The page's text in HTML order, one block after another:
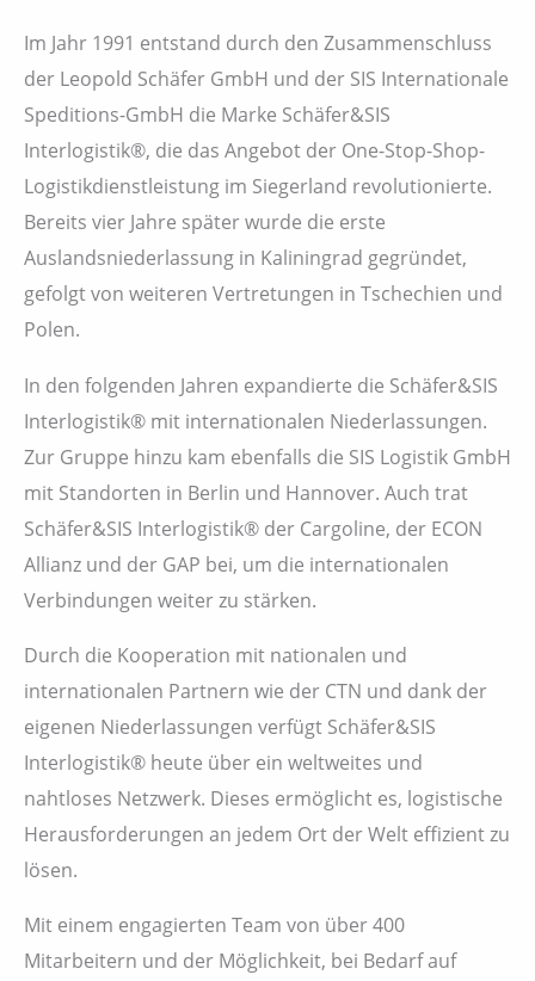
Im Jahr 1991 entstand durch den Zusammenschluss
der Leopold Schäfer GmbH und der SIS Internationale
Speditions-GmbH die Marke Schäfer&SIS
Interlogistik®, die das Angebot der One-Stop-Shop-
Logistikdienstleistung im Siegerland revolutionierte.
Bereits vier Jahre später wurde die erste
Auslandsniederlassung in Kaliningrad gegründet,
gefolgt von weiteren Vertretungen in Tschechien und
Polen.
In den folgenden Jahren expandierte die Schäfer&SIS
Interlogistik® mit internationalen Niederlassungen.
Zur Gruppe hinzu kam ebenfalls die SIS Logistik GmbH
mit Standorten in Berlin und Hannover. Auch trat
Schäfer&SIS Interlogistik® der Cargoline, der ECON
Allianz und der GAP bei, um die internationalen
Verbindungen weiter zu stärken.
Durch die Kooperation mit nationalen und
internationalen Partnern wie der CTN und dank der
eigenen Niederlassungen verfügt Schäfer&SIS
Interlogistik® heute über ein weltweites und
nahtloses Netzwerk. Dieses ermöglicht es, logistische
Herausforderungen an jedem Ort der Welt effizient zu
lösen.
Mit einem engagierten Team von über 400
Mitarbeitern und der Möglichkeit, bei Bedarf auf